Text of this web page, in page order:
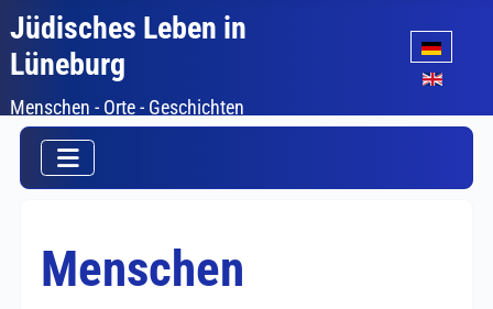
Jüdisches Leben in
Lüneburg
Menschen - Orte - Geschichten
Sprache